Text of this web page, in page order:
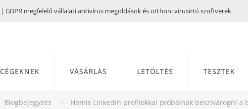
| GDPR megfelelő vállalati antivírus megoldások és otthoni vírusirtó szoftverek.
CÉGEKNEK VÁSÁRLÁS LETÖLTÉS TESZTEK
Blogbejegyzés Hamis LinkedIn profilokkal próbálnak beszivárogni a